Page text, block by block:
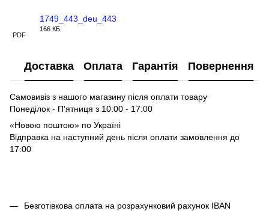
PDF
1749_443_deu_443
166 КБ
Доставка Оплата Гарантія Повернення
Самовивіз з нашого магазину після оплати товару
Понеділок - П'ятниця з 10:00 - 17:00
«Новою поштою» по Україні
Відправка на наступний день після оплати замовлення до
17:00
Безготівкова оплата на розрахунковий рахунок IBAN